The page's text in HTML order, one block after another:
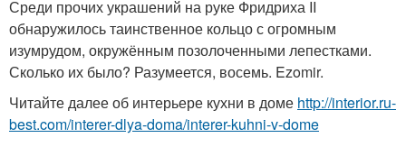
Среди прочих украшений на руке Фридриха II
обнаружилось таинственное кольцо с огромным
изумрудом, окружённым позолоченными лепестками.
Сколько их было? Разумеется, восемь. Ezomir.
Читайте далее об интерьере кухни в доме http://interior.ru-
best.com/interer-dlya-doma/interer-kuhni-v-dome